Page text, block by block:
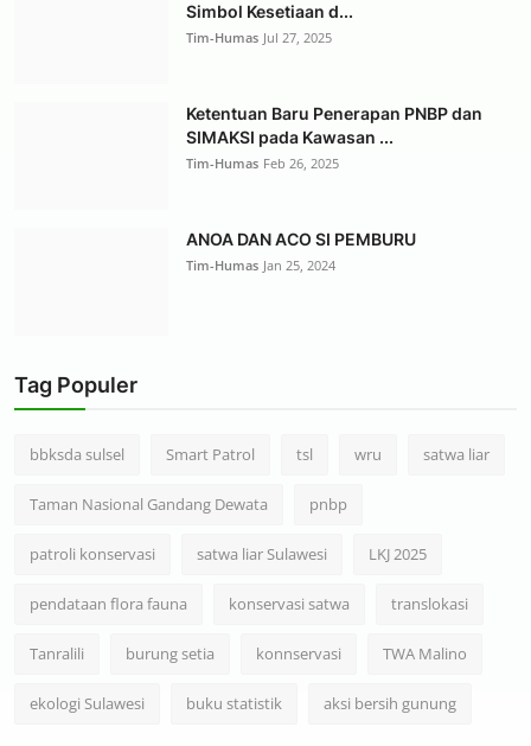
Simbol Kesetiaan d...
Tim-Humas Jul 27, 2025
Ketentuan Baru Penerapan PNBP dan
SIMAKSI pada Kawasan ...
Tim-Humas Feb 26, 2025
ANOA DAN ACO SI PEMBURU
Tim-Humas Jan 25, 2024
Tag Populer
bbksda sulsel Smart Patrol tsl wru satwa liar
Taman Nasional Gandang Dewata pnbp
patroli konservasi satwa liar Sulawesi LKJ 2025
pendataan flora fauna konservasi satwa translokasi
Tanralili burung setia konnservasi TWA Malino
ekologi Sulawesi buku statistik aksi bersih gunung